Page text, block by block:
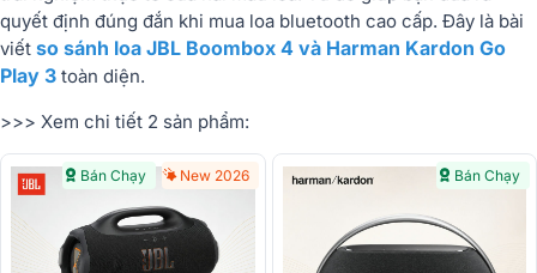
quyết định đúng đắn khi mua loa bluetooth cao cấp. Đây là bài
viết so sánh loa JBL Boombox 4 và Harman Kardon Go
Play 3 toàn diện.
>>> Xem chi tiết 2 sản phẩm:
Bán Chạy New 2026 Bán Chạy